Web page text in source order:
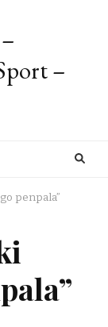
–
penpala”